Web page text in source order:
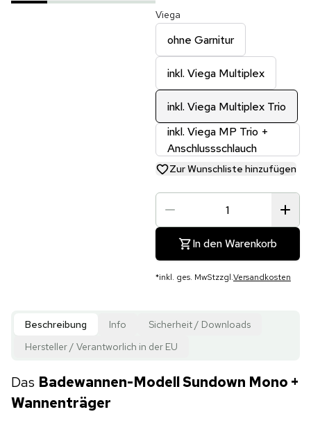
Viega
ohne Garnitur
inkl. Viega Multiplex
inkl. Viega Multiplex Trio
inkl. Viega MP Trio +
Anschlussschlauch
Zur Wunschliste hinzufügen
In den Warenkorb
*inkl. ges. MwStzzgl.Versandkosten
Beschreibung Info
Sicherheit / Downloads
Hersteller / Verantworlich in der EU
Das Badewannen-Modell Sundown Mono +
Wannenträger